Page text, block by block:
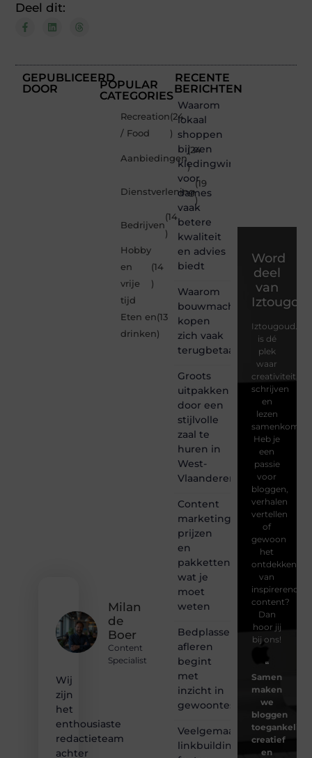
Deel dit:
GEPUBLICEERD
DOOR
Milan
de
Boer
Content
Specialist
Wij
zijn
het
enthousiaste
redactieteam
achter
POPULAR
CATEGORIES
Recreation
/ Food
(24
)
Aanbiedingen
(24
)
Dienstverlening
(19
)
Bedrijven
(14
)
Hobby
en
vrije
tijd
(14
)
Eten en
drinken
(13
)
RECENTE
BERICHTEN
Waarom
lokaal
shoppen
bij een
kledingwinkel
voor
dames
vaak
betere
kwaliteit
en advies
biedt
Waarom
bouwmachines
kopen
zich vaak
terugbetaalt
Groots
uitpakken
door een
stijlvolle
zaal te
huren in
West-
Vlaanderen
Content
marketing
prijzen
en
pakketten:
wat je
moet
weten
Bedplassen
afleren
begint
met
inzicht in
gewoontes
Veelgemaakte
linkbuilding
Word
deel
van
Iztougoud.be
is dé
plek
waar
creativiteit,
schrijven
en
lezen
samenkomen.
Heb je
een
passie
voor
bloggen,
verhalen
vertellen
of
gewoon
het
ontdekken
van
inspirerende
content?
Dan
hoor jij
bij ons!
❝
Samen
maken
we
bloggen
toegankelijk,
creatief
en